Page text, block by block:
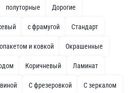
полуторные Дорогие
с фрамугой Стандарт
и ковкой Окрашенные
Коричневый Ламинат
С фрезеровкой С зеркалом